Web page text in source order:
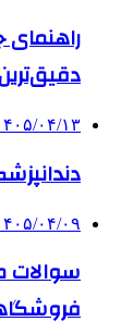
راهنمای
دقیق‌ترین
۱۴۰۵/۰۴/
۱۴۰۵/۰۴/
سوالات